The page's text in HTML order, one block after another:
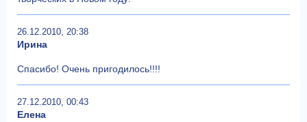
26.12.2010, 20:38
Ирина
Спасибо! Очень пригодилось!!!!
27.12.2010, 00:43
Елена